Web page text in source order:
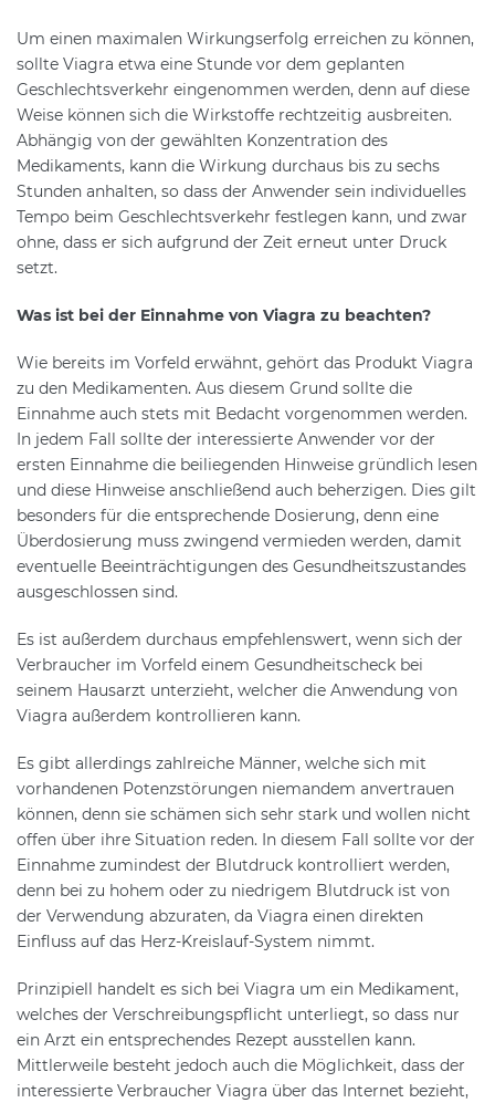
Um einen maximalen Wirkungserfolg erreichen zu können,
sollte Viagra etwa eine Stunde vor dem geplanten
Geschlechtsverkehr eingenommen werden, denn auf diese
Weise können sich die Wirkstoffe rechtzeitig ausbreiten.
Abhängig von der gewählten Konzentration des
Medikaments, kann die Wirkung durchaus bis zu sechs
Stunden anhalten, so dass der Anwender sein individuelles
Tempo beim Geschlechtsverkehr festlegen kann, und zwar
ohne, dass er sich aufgrund der Zeit erneut unter Druck
setzt.
Was ist bei der Einnahme von Viagra zu beachten?
Wie bereits im Vorfeld erwähnt, gehört das Produkt Viagra
zu den Medikamenten. Aus diesem Grund sollte die
Einnahme auch stets mit Bedacht vorgenommen werden.
In jedem Fall sollte der interessierte Anwender vor der
ersten Einnahme die beiliegenden Hinweise gründlich lesen
und diese Hinweise anschließend auch beherzigen. Dies gilt
besonders für die entsprechende Dosierung, denn eine
Überdosierung muss zwingend vermieden werden, damit
eventuelle Beeinträchtigungen des Gesundheitszustandes
ausgeschlossen sind.
Es ist außerdem durchaus empfehlenswert, wenn sich der
Verbraucher im Vorfeld einem Gesundheitscheck bei
seinem Hausarzt unterzieht, welcher die Anwendung von
Viagra außerdem kontrollieren kann.
Es gibt allerdings zahlreiche Männer, welche sich mit
vorhandenen Potenzstörungen niemandem anvertrauen
können, denn sie schämen sich sehr stark und wollen nicht
offen über ihre Situation reden. In diesem Fall sollte vor der
Einnahme zumindest der Blutdruck kontrolliert werden,
denn bei zu hohem oder zu niedrigem Blutdruck ist von
der Verwendung abzuraten, da Viagra einen direkten
Einfluss auf das Herz-Kreislauf-System nimmt.
Prinzipiell handelt es sich bei Viagra um ein Medikament,
welches der Verschreibungspflicht unterliegt, so dass nur
ein Arzt ein entsprechendes Rezept ausstellen kann.
Mittlerweile besteht jedoch auch die Möglichkeit, dass der
interessierte Verbraucher Viagra über das Internet bezieht,